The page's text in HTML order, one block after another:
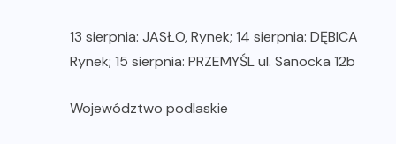
13 sierpnia: JASŁO, Rynek; 14 sierpnia: DĘBICA
Rynek; 15 sierpnia: PRZEMYŚL ul. Sanocka 12b
Województwo podlaskie